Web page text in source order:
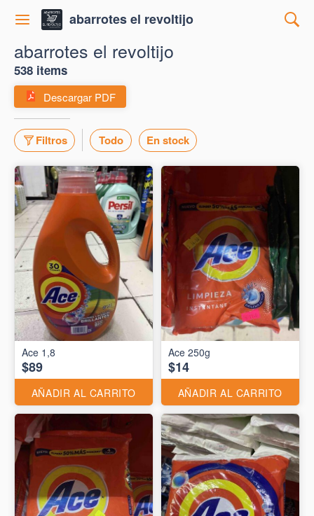
abarrotes el revoltijo
abarrotes el revoltijo
538 items
Descargar PDF
Filtros Todo En stock
Ace 1,8
$89
AÑADIR AL CARRITO
Ace 250g
$14
AÑADIR AL CARRITO